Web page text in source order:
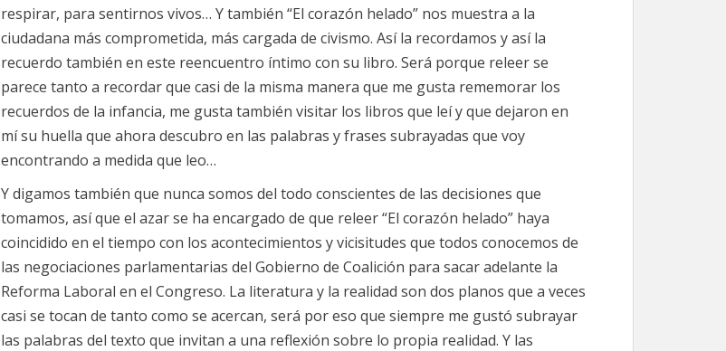
respirar, para sentirnos vivos… Y también “El corazón helado” nos muestra a la
ciudadana más comprometida, más cargada de civismo. Así la recordamos y así la
recuerdo también en este reencuentro íntimo con su libro. Será porque releer se
parece tanto a recordar que casi de la misma manera que me gusta rememorar los
recuerdos de la infancia, me gusta también visitar los libros que leí y que dejaron en
mí su huella que ahora descubro en las palabras y frases subrayadas que voy
encontrando a medida que leo…
Y digamos también que nunca somos del todo conscientes de las decisiones que
tomamos, así que el azar se ha encargado de que releer “El corazón helado” haya
coincidido en el tiempo con los acontecimientos y vicisitudes que todos conocemos de
las negociaciones parlamentarias del Gobierno de Coalición para sacar adelante la
Reforma Laboral en el Congreso. La literatura y la realidad son dos planos que a veces
casi se tocan de tanto como se acercan, será por eso que siempre me gustó subrayar
las palabras del texto que invitan a una reflexión sobre lo propia realidad. Y las